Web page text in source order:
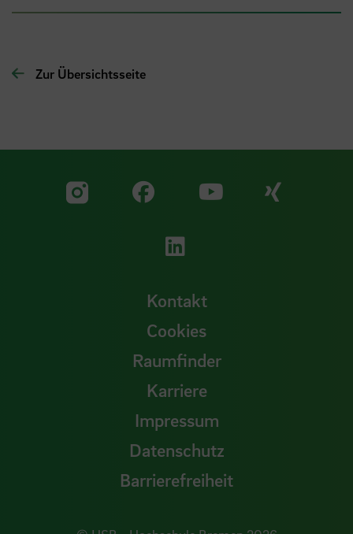
Zur Übersichtsseite
Zu unserer Facebook
Zu
Zu unserer
Kontakt
Cookies
Raumfinder
Karriere
Impressum
Datenschutz
Barrierefreiheit